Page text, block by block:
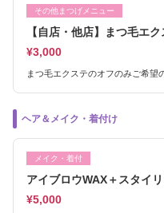
その他まつげメニュー
【自店・他店】まつ毛エ
¥3,000
まつ毛エクステのオフのみご希
ヘア＆メイク・着付け
メイク・着付
アイブロウWAX＋スタイ
¥5,000